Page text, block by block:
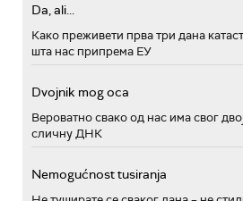
Da, ali...
Како преживети прва три дана
шта нас припрема ЕУ
Dvojnik mog oca
Вероватно свако од нас има свог
сличну ДНК
Nemogućnost tusiranja